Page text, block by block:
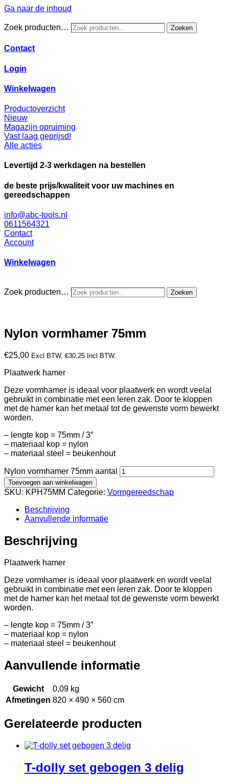
Ga naar de inhoud
Zoek producten… Zoeken
Contact
Login
Winkelwagen
Productoverzicht
Nieuw
Magazijn opruiming
Vast laag geprijsd!
Alle acties
Levertijd 2-3 werkdagen na bestellen
de beste prijs/kwaliteit voor uw machines en
gereedschappen
info@abc-tools.nl
0611564321
Contact
Account
Winkelwagen
Zoek producten… Zoeken
Nylon vormhamer 75mm
€25,00 Excl BTW, €30,25 Incl BTW.
Plaatwerk hamer
Deze vormhamer is ideaal voor plaatwerk en wordt veelal
gebruikt in combinatie met een leren zak. Door te kloppen
met de hamer kan het metaal tot de gewenste vorm bewerkt
worden.
– lengte kop = 75mm / 3″
– materiaal kop = nylon
– materiaal steel = beukenhout
Nylon vormhamer 75mm aantal
Toevoegen aan winkelwagen
SKU: KPH75MM Categorie: Vormgereedschap
Beschrijving
Aanvullende informatie
Beschrijving
Plaatwerk hamer
Deze vormhamer is ideaal voor plaatwerk en wordt veelal
gebruikt in combinatie met een leren zak. Door te kloppen
met de hamer kan het metaal tot de gewenste vorm bewerkt
worden.
– lengte kop = 75mm / 3″
– materiaal kop = nylon
– materiaal steel = beukenhout
Aanvullende informatie
Gewicht
0,09 kg
Afmetingen 820 × 490 × 560 cm
Gerelateerde producten
T-dolly set gebogen 3 delig